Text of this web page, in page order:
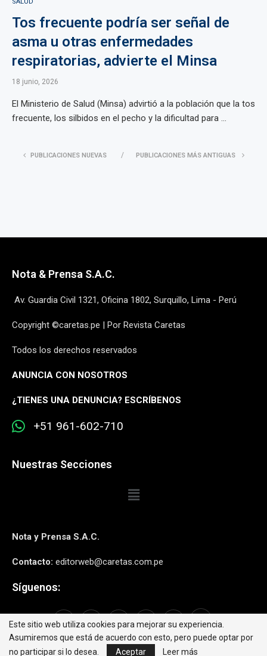
Tos frecuente podría ser señal de
asma u otras enfermedades
respiratorias, advierte el Minsa
18 junio, 2026
El Ministerio de Salud (Minsa) advirtió a la población que la tos
frecuente, los silbidos en el pecho y la dificultad para ...
PUBLICACIONES NUEVAS PUBLICACIONES MÁS ANTIGUAS
Nota & Prensa S.A.C.
Av. Guardia Civil 1321, Oficina 1802, Surquillo, Lima - Perú
Copyright ©caretas.pe | Por Revista Caretas
Todos los derechos reservados
ANUNCIA CON NOSOTROS
¿TIENES UNA DENUNCIA? ESCRÍBENOS
+51 961-602-710
Nuestras Secciones
Nota y Prensa S.A.C.
Contacto: editorweb@caretas.com.pe
Síguenos:
Este sitio web utiliza cookies para mejorar su experiencia.
Asumiremos que está de acuerdo con esto, pero puede optar por
no participar si lo desea.
Aceptar Leer más